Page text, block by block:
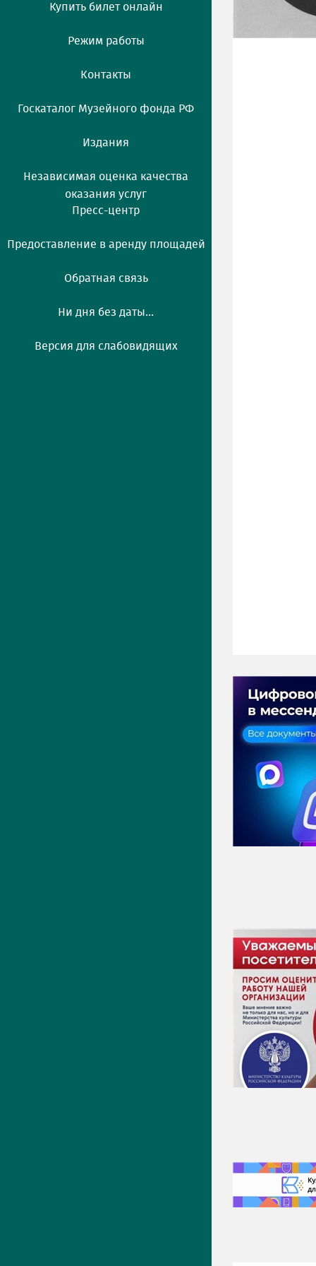
Купить билет онлайн
Режим работы
Контакты
Госкаталог Музейного фонда РФ
Издания
Независимая оценка качества
оказания услуг
Пресс-центр
Предоставление в аренду площадей
Обратная связь
Ни дня без даты...
Версия для слабовидящих